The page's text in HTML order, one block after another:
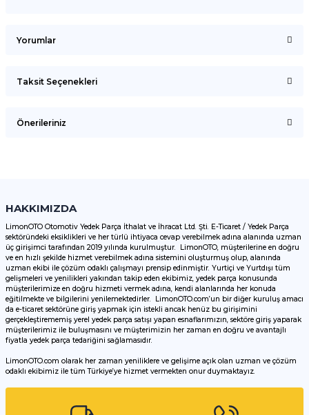
Yorumlar
Taksit Seçenekleri
Önerileriniz
Görüş ve önerileriniz için teşekkür ederiz.
Ürün resmi kalitesiz, bozuk veya görüntülenemiyor.
Ürün açıklamasında eksik bilgiler bulunuyor.
Ürün bilgilerinde hatalar bulunuyor.
Ürün fiyatı diğer sitelerden daha pahalı.
Bu ürüne benzer farklı alternatifler olmalı.
HAKKIMIZDA
LimonOTO Otomotiv Yedek Parça İthalat ve İhracat Ltd. Şti. E-Ticaret / Yedek Parça
sektöründeki eksiklikleri ve her türlü ihtiyaca cevap verebilmek adına alanında uzman
üç girişimci tarafından 2019 yılında kurulmuştur. LimonOTO, müşterilerine en doğru
ve en hızlı şekilde hizmet verebilmek adına sistemini oluşturmuş olup, alanında
uzman ekibi ile çözüm odaklı çalışmayı prensip edinmiştir. Yurtiçi ve Yurtdışı tüm
gelişmeleri ve yenilikleri yakından takip eden ekibimiz, yedek parça konusunda
müşterilerimize en doğru hizmeti vermek adına, kendi alanlarında her konuda
eğitilmekte ve bilgilerini yenilemektedirler. LimonOTO.com’un bir diğer kuruluş amacı
da e-ticaret sektörüne giriş yapmak için istekli ancak henüz bu girişimini
gerçekleştirememiş yerel yedek parça satışı yapan esnaflarımızın, sektöre giriş yaparak
müşterilerimiz ile buluşmasını ve müşterimizin her zaman en doğru ve avantajlı
fiyatla yedek parça tedariğini sağlamasıdır.
LimonOTO.com olarak her zaman yeniliklere ve gelişime açık olan uzman ve çözüm
odaklı ekibimiz ile tüm Türkiye’ye hizmet vermekten onur duymaktayız.